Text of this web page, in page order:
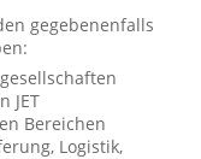
gegebenenfalls
JET
Bereichen
Logistik,